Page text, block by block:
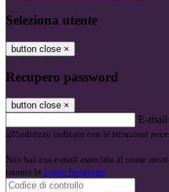
Seleziona utente
button close ×
Recupero password
button close ×
E-mail
all'indirizzo indicato con le istruzioni
Non hai una e-mail associata al nome
tramite la Login Spaggiari